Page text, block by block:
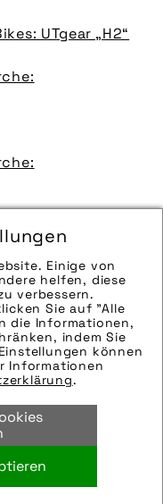
Einige von
helfen, diese
verbessern.
Sie auf "Alle
die Informationen,
indem Sie
können
Informationen
.
UTgear „H2“